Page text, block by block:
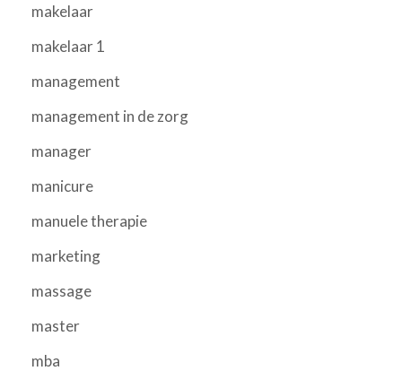
makelaar
makelaar 1
management
management in de zorg
manager
manicure
manuele therapie
marketing
massage
master
mba